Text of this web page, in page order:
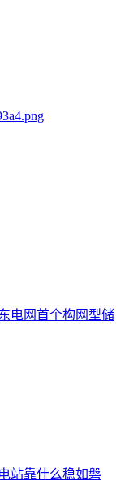
电网首个构网型储
站靠什么稳如磐